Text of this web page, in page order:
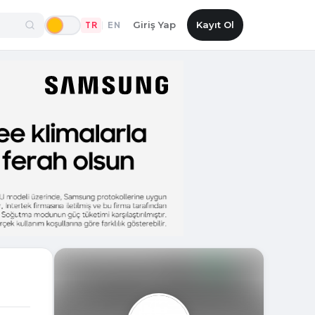
TR EN Giriş Yap Kayıt Ol